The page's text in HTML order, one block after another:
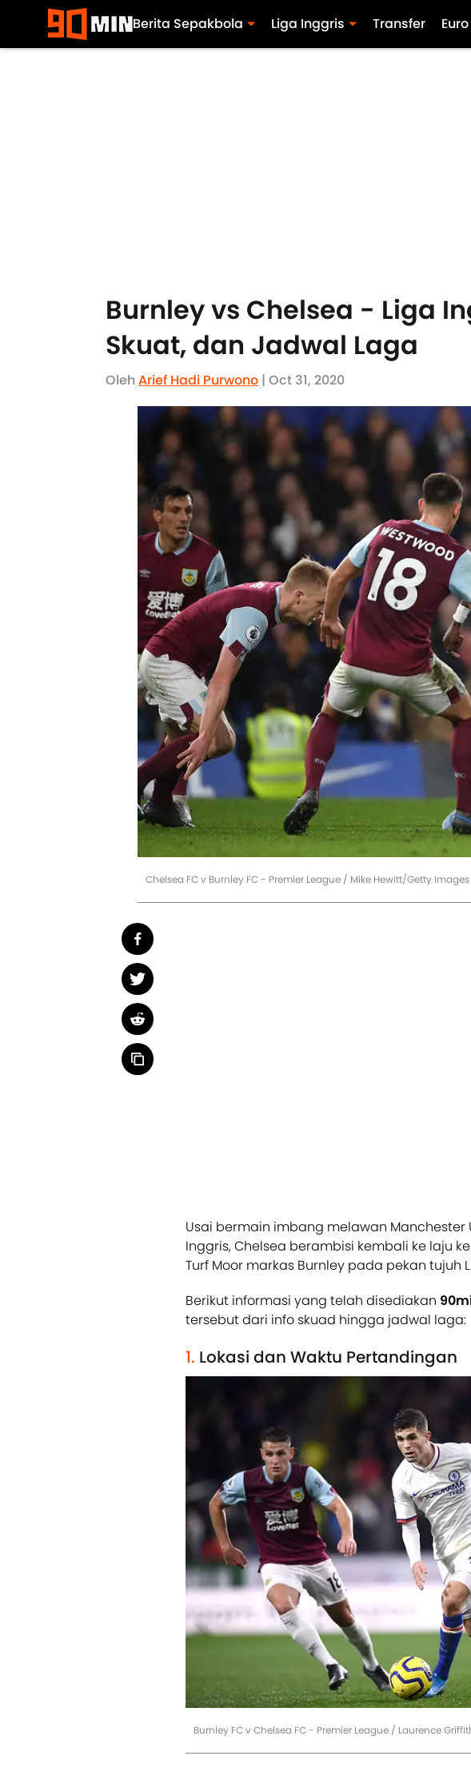
Berita Sepakbola Liga Inggris Transfer
Burnley vs Chelsea - Liga
Skuat, dan Jadwal Laga
OlehArief Hadi Purwono | Oct 31, 2020
Chelsea FC v Burnley FC - Premier League / Mike Hewitt/Getty Images
Usai bermain imbang melawan
Inggris, Chelsea berambisi kembali ke laju
Turf Moor markas Burnley pada pekan tujuh
Berikut informasi yang telah disediakan
tersebut dari info skuad hingga jadwal laga:
1. Lokasi dan Waktu Pertandingan
Burnley FC v Chelsea FC - Premier League / Laurence